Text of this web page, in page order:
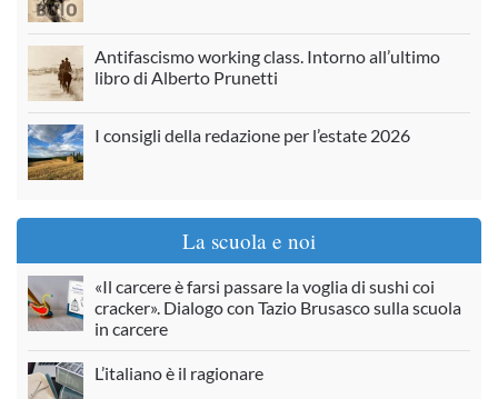
Antifascismo working class. Intorno all’ultimo
libro di Alberto Prunetti
I consigli della redazione per l’estate 2026
La scuola e noi
«Il carcere è farsi passare la voglia di sushi coi
cracker». Dialogo con Tazio Brusasco sulla scuola
in carcere
L’italiano è il ragionare